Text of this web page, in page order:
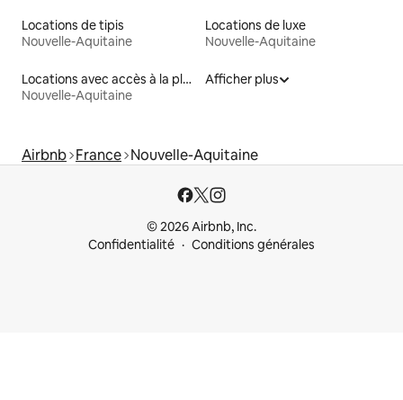
Locations de tipis
Nouvelle-Aquitaine
Locations de luxe
Nouvelle-Aquitaine
Locations avec accès à la plage
Nouvelle-Aquitaine
Afficher plus
Airbnb France Nouvelle-Aquitaine
© 2026 Airbnb, Inc.
Confidentialité
Conditions générales